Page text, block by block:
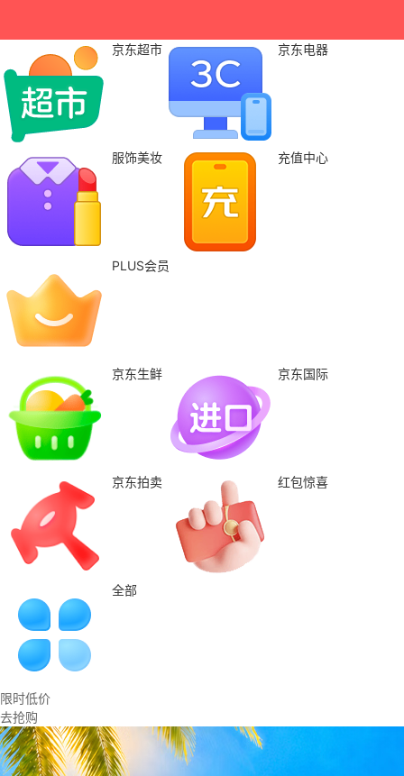
京东超市 京东电器
服饰美妆 充值中心
PLUS会员
京东生鲜 京东国际
京东拍卖 红包惊喜
全部
限时低价
去抢购